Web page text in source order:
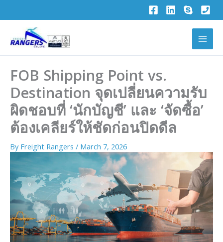
FOB Shipping Point vs.
Destination จุดเปลี่ยนความรับ
ผิดชอบที่ ‘นักบัญชี’ และ ‘จัดซื้อ’
ต้องเคลียร์ให้ชัดก่อนปิดดีล
By Freight Rangers / March 7, 2026